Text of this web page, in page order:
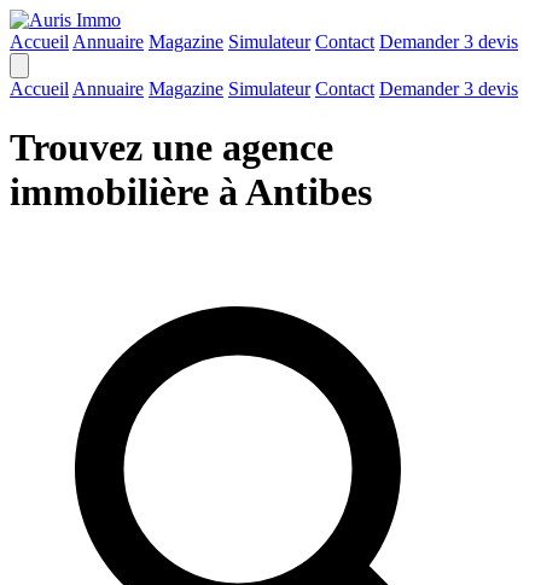
Accueil Annuaire Magazine Simulateur Contact Demander 3 devis
Accueil Annuaire Magazine Simulateur Contact Demander 3 devis
Trouvez une agence
immobilière à Antibes